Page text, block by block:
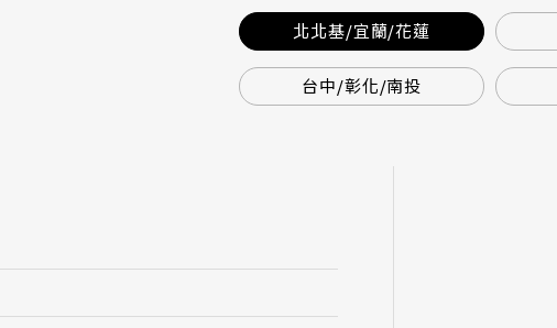
北北基/宜蘭/花蓮
台中/彰化/南投